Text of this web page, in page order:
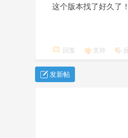
这个版本找了好久了
回复 支持
发新帖